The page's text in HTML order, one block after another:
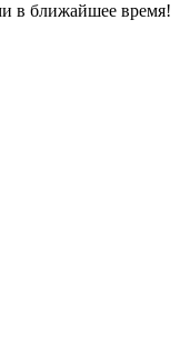
в ближайшее время!